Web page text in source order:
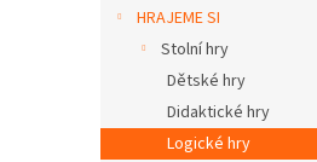
HRAJEME SI
Stolní hry
Dětské hry
Didaktické hry
Logické hry